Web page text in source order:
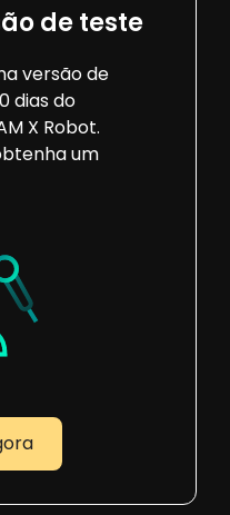
de teste
versão de
dias do
X Robot.
um